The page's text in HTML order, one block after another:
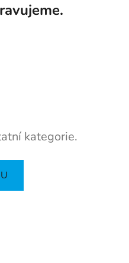
kategorie.